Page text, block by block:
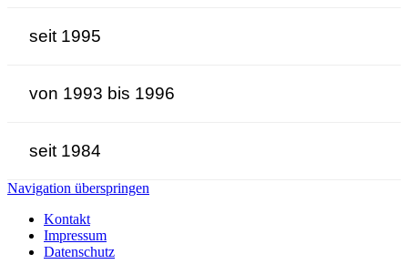
seit 1995
von 1993 bis 1996
seit 1984
Navigation überspringen
Kontakt
Impressum
Datenschutz